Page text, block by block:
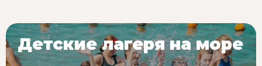
Детские лагеря на море